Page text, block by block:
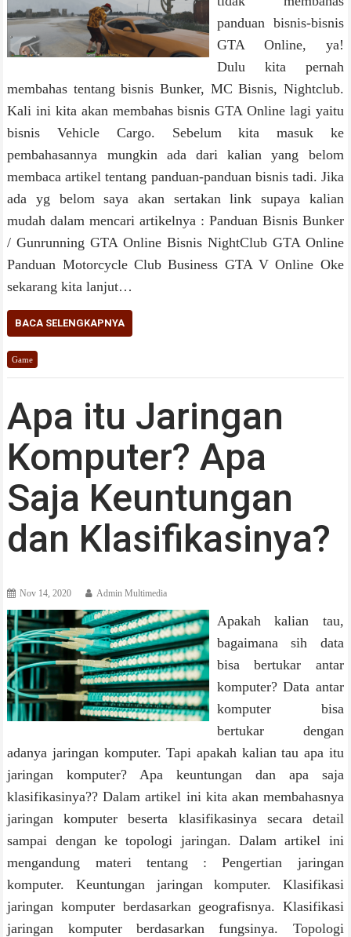
panduan bisnis-bisnis
GTA Online, ya!
Dulu kita pernah
membahas tentang bisnis Bunker, MC Bisnis, Nightclub.
Kali ini kita akan membahas bisnis GTA Online lagi yaitu
bisnis Vehicle Cargo. Sebelum kita masuk ke
pembahasannya mungkin ada dari kalian yang belom
membaca artikel tentang panduan-panduan bisnis tadi. Jika
ada yg belom saya akan sertakan link supaya kalian
mudah dalam mencari artikelnya : Panduan Bisnis Bunker
/ Gunrunning GTA Online Bisnis NightClub GTA Online
Panduan Motorcycle Club Business GTA V Online Oke
sekarang kita lanjut…
BACA SELENGKAPNYA
Game
Apa itu Jaringan
Komputer? Apa
Saja Keuntungan
dan Klasifikasinya?
Nov 14, 2020 Admin Multimedia
Apakah kalian tau,
bagaimana sih data
bisa bertukar antar
komputer? Data antar
komputer bisa
bertukar dengan
adanya jaringan komputer. Tapi apakah kalian tau apa itu
jaringan komputer? Apa keuntungan dan apa saja
klasifikasinya?? Dalam artikel ini kita akan membahasnya
jaringan komputer beserta klasifikasinya secara detail
sampai dengan ke topologi jaringan. Dalam artikel ini
mengandung materi tentang : Pengertian jaringan
komputer. Keuntungan jaringan komputer. Klasifikasi
jaringan komputer berdasarkan geografisnya. Klasifikasi
jaringan komputer berdasarkan fungsinya. Topologi